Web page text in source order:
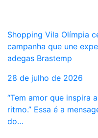
Shopping Vila Olímpia
campanha que une
adegas Brastemp
28 de julho de 2026
“Tem amor que inspira
ritmo.” Essa é a
do…